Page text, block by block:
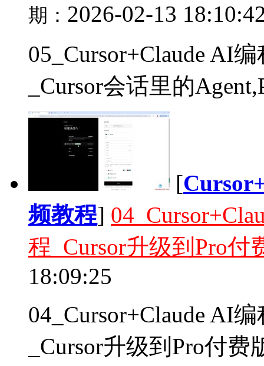
期： 2026-02-13
05_Cursor+Claude AI
_Cursor会话里的
[
频教程]
程_Cursor升级到Pro付
18:09:25
04_Cursor+Claude AI
_Cursor升级到Pro付费